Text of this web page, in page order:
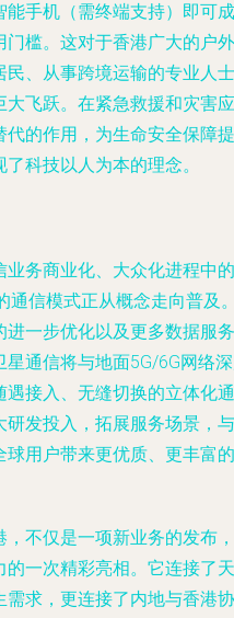
手机（需终端支持）即可成
槛。这对于香港广大的户外
、从事跨境运输的专业人士
飞跃。在紧急救援和灾害应
的作用，为生命安全保障提
科技以人为本的理念。
务商业化、大众化进程中的
通信模式正从概念走向普及
一步优化以及更多数据服务
通信将与地面5G/6G网络
接入、无缝切换的立体化通
发投入，拓展服务场景，与
用户带来更优质、更丰富的
不仅是一项新业务的发布，
一次精彩亮相。它连接了天
求，更连接了内地与香港协